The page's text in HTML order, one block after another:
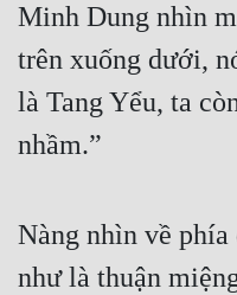
Minh Dung nhìn
trên xuống dưới,
là Tang Yểu, ta
nhầm.”
Nàng nhìn về
như là thuận